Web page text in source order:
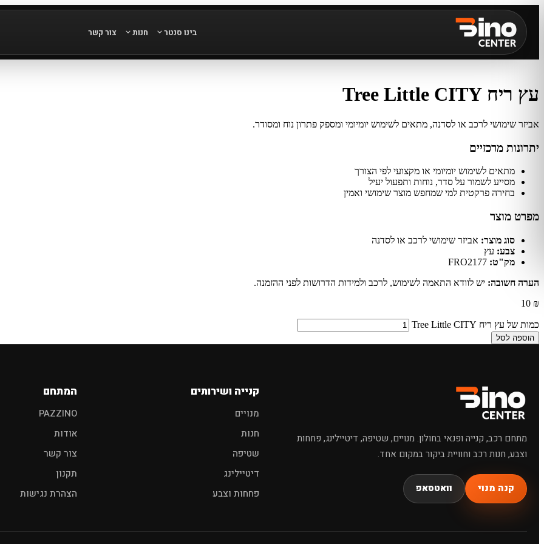
בינו סנטר חנות צור קשר
מחפשים מוצר לרכב?
עץ ריח Tree Little CITY
אביזר שימושי לרכב או לסדנה, מתאים לשימוש יומיומי ומספק פתרון נוח ומסודר.
יתרונות מרכזיים
מתאים לשימוש יומיומי או מקצועי לפי הצורך
מסייע לשמור על סדר, נוחות ותפעול יעיל
בחירה פרקטית למי שמחפש מוצר שימושי ואמין
מפרט מוצר
סוג מוצר: אביזר שימושי לרכב או לסדנה
צבע: עץ
מק"ט:
הערה חשובה: יש לוודא התאמה לשימוש, לרכב ולמידות הדרושות לפני ההזמנה.
10 ₪
כמות של עץ ריח Tree Little CITY
הוספה לסל
מתחם רכב, קנייה ופנאי בחולון. מנויים, שטיפה, דיטיילינג, פחחות
וצבע, חנות רכב וחוויית ביקור במקום אחד.
קנה מנוי וואטסאפ
קנייה ושירותים
מנויים
חנות
שטיפה
דיטיילינג
פחחות וצבע
המתחם
PAZZINO
אודות
צור קשר
תקנון
הצהרת נגישות